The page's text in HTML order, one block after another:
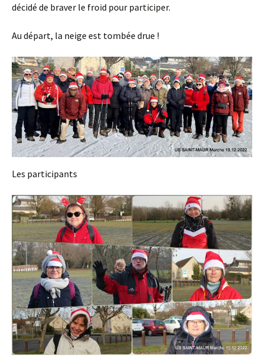
décidé de braver le froid pour participer.
Au départ, la neige est tombée drue !
Les participants